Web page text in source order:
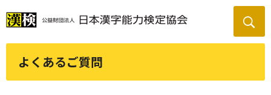
よくあるご質問